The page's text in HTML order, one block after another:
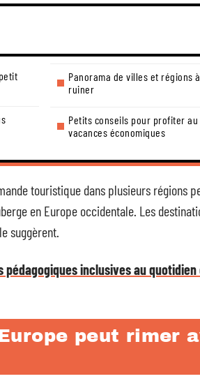
Panorama de villes et régions
ruiner
Petits conseils pour profiter au
vacances économiques
touristique dans plusieurs régions
en Europe occidentale. Les
suggèrent.
pédagogiques inclusives au quotidien
peut rimer